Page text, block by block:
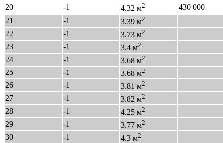
20 -1 4.32 м2
430 000
21
-1 3.39 м2
22 -1 3.73 м2
23 -1 3.4 м2
24 -1 3.68 м2
25 -1 3.68 м2
26 -1 3.81 м2
27 -1 3.82 м2
28 -1 4.25 м2
29 -1 3.77 м2
30 -1 4.3 м2